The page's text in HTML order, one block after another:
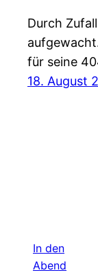
Durch
für seine
18. August
In den
Abend